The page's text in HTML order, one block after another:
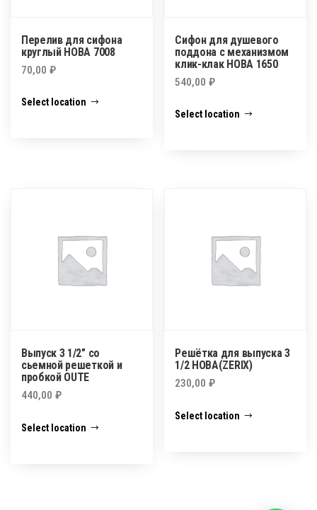
Перелив для сифона
круглый НОВА 7008
70,00 ₽
Select location
Сифон для душевого
поддона с механизмом
клик-клак НОВА 1650
540,00₽
Select location
Выпуск 3 1/2″ со
сьемной решеткой и
пробкой OUTE
440,00 ₽
Select location
Решётка для выпуска 3
1/2 НОВА(ZERIX)
230,00₽
Select location